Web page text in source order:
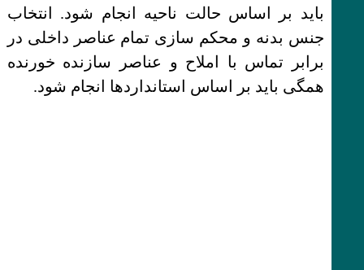
باید بر اساس حالت ناحیه انجام شود. انتخاب
جنس بدنه و محکم سازی تمام عناصر داخلی در
برابر تماس با املاح و عناصر سازنده خورنده
همگی باید بر اساس استانداردها انجام شود.